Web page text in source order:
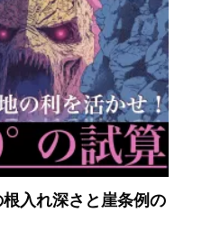
根入れ深さと崖条例の